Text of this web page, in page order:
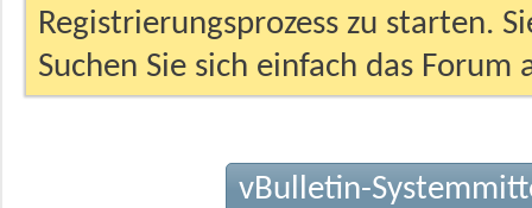
Registrierungsprozess zu starten.
Suchen Sie sich einfach das
vBulletin-